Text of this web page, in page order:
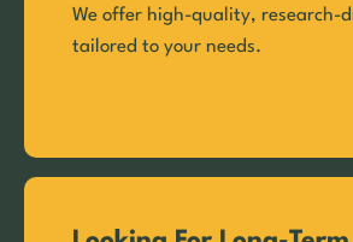
We offer high-quality, research-
tailored to your needs.